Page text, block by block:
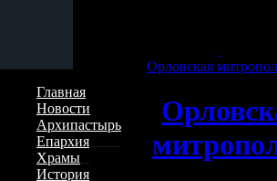
Орловская
Главная
Новости
Архипастырь
Епархия
Храмы
История
Рождественский праздник
12 января 2026 — 13:31